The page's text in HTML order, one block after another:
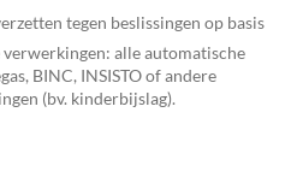
tegen beslissingen op basis
alle automatische
BINC, INSISTO of andere
(bv. kinderbijslag).